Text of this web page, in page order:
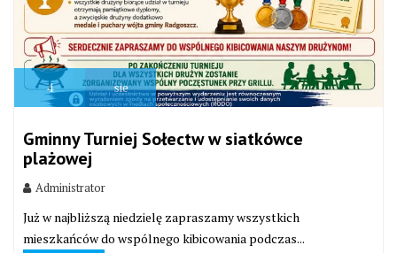
4 sie
Gminny Turniej Sołectw w siatkówce
plażowej
Administrator
Już w najbliższą niedzielę zapraszamy wszystkich
mieszkańców do wspólnego kibicowania podczas...